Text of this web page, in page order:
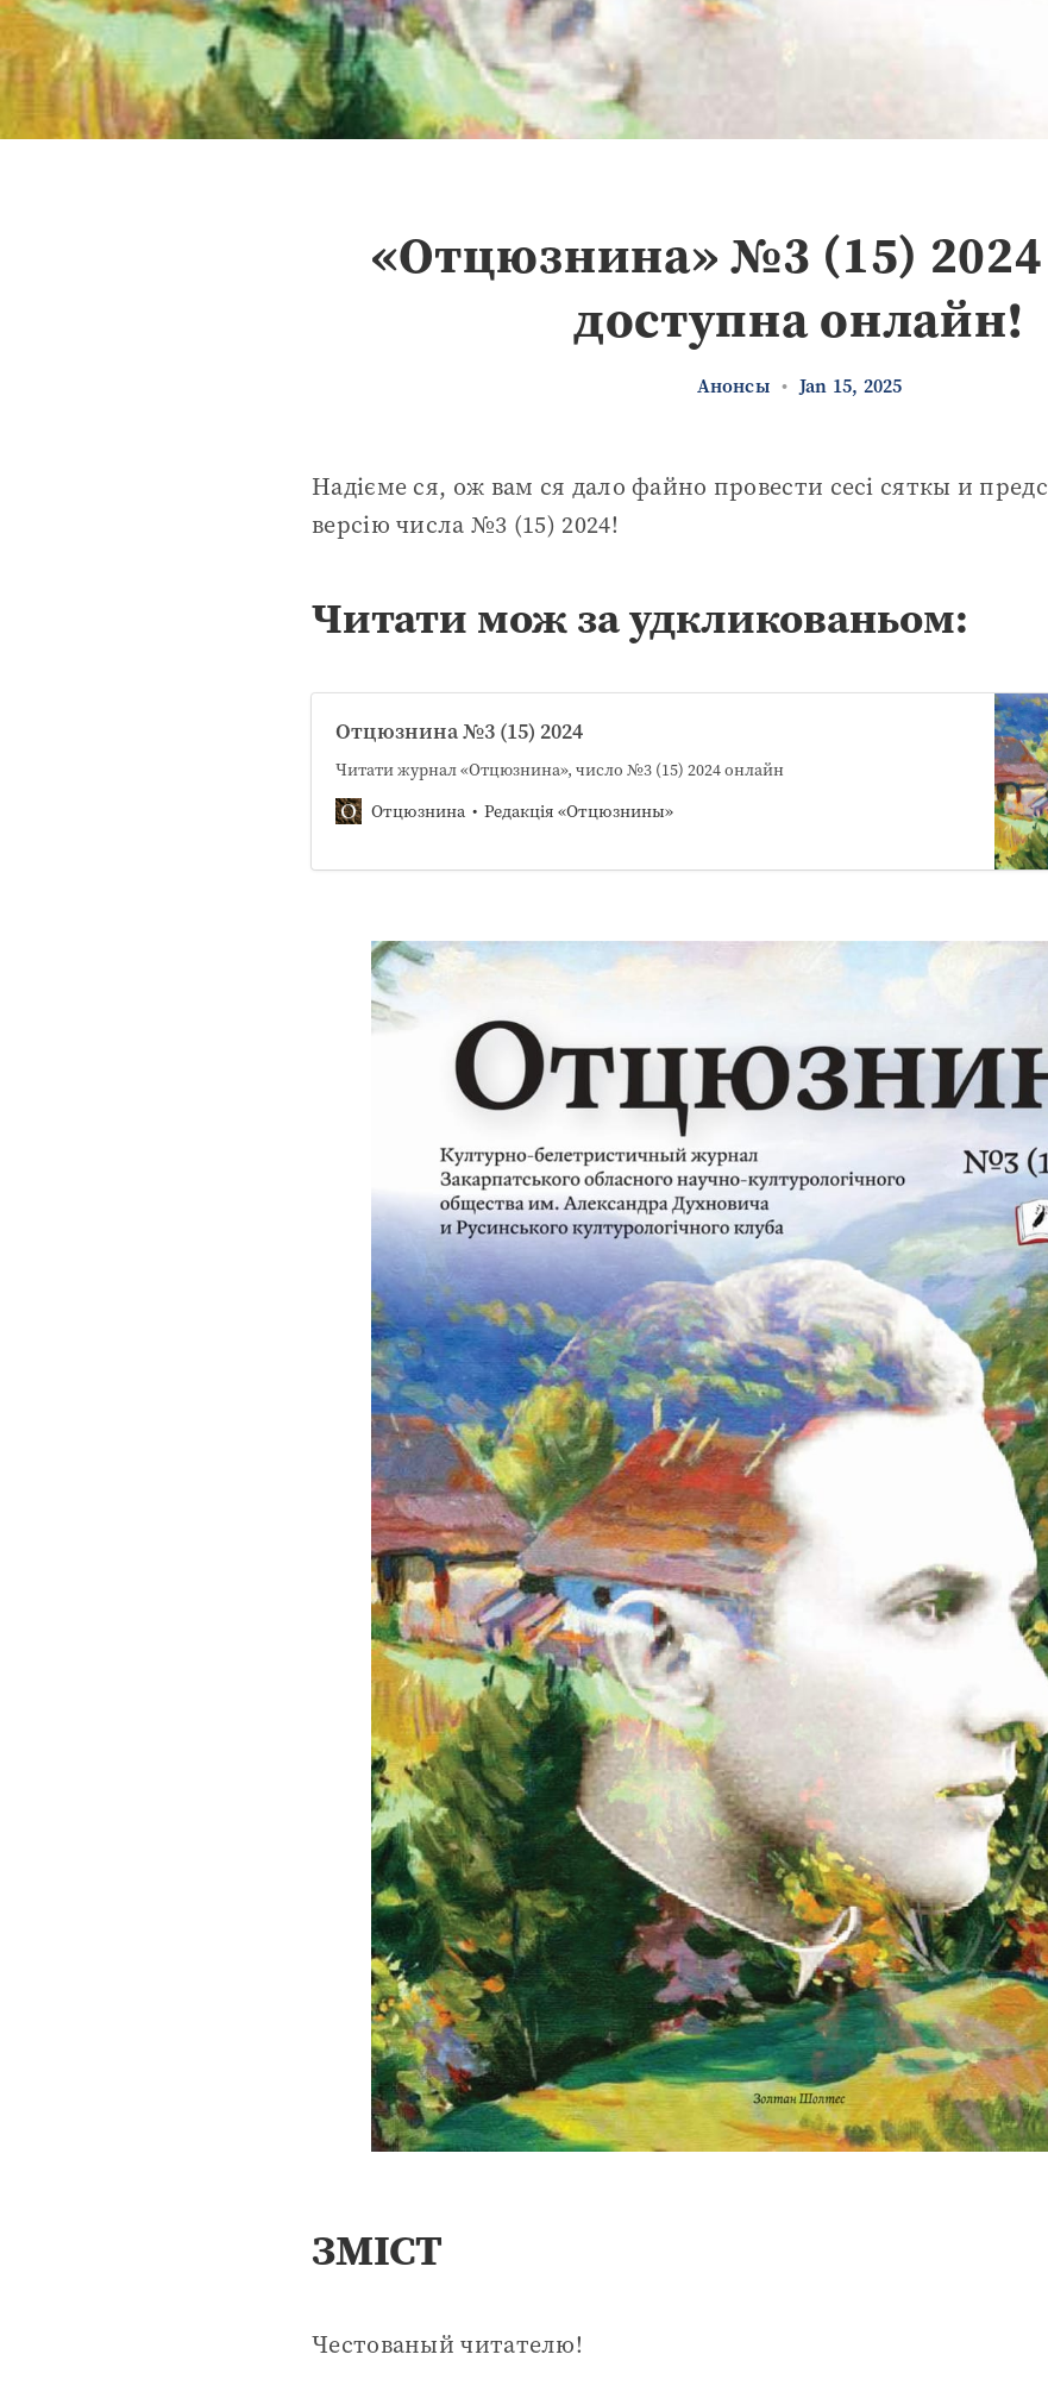
«Отцюзнина» №3 (15)
доступна онлайн!
Анонсы • Jan 15, 2025
Надієме ся, ож вам ся дало файно провести сесі сяткы и
версію числа №3 (15) 2024!
Читати мож за удкликованьом:
Отцюзнина №3 (15) 2024
Читати журнал «Отцюзнина», число №3 (15) 2024 онлайн
Отцюзнина
Редакція «Отцюзнины»
ЗМІСТ
Честованый читателю!